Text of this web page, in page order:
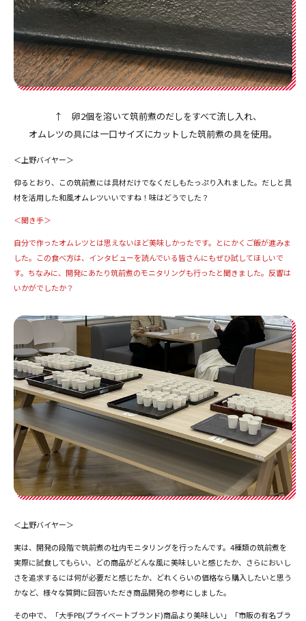
↑ 卵2個を溶いて筑前煮のだしをすべて流し入れ、
オムレツの具には一口サイズにカットした筑前煮の具を使用。
＜上野バイヤー＞
仰るとおり、この筑前煮には具材だけでなくだしもたっぷり入れました。だしと具
材を活用した和風オムレツいいですね！味はどうでした？
＜聞き手＞
自分で作ったオムレツとは思えないほど美味しかったです。とにかくご飯が進みま
した。この食べ方は、インタビューを読んでいる皆さんにもぜひ試してほしいで
す。ちなみに、開発にあたり筑前煮のモニタリングも行ったと聞きました。反響は
いかがでしたか？
＜上野バイヤー＞
実は、開発の段階で筑前煮の社内モニタリングを行ったんです。4種類の筑前煮を
実際に試食してもらい、どの商品がどんな風に美味しいと感じたか、さらにおいし
さを追求するには何が必要だと感じたか、どれくらいの価格なら購入したいと思う
かなど、様々な質問に回答いただき商品開発の参考にしました。
その中で、「大手PB(プライベートブランド)商品より美味しい」「市販の有名ブラ